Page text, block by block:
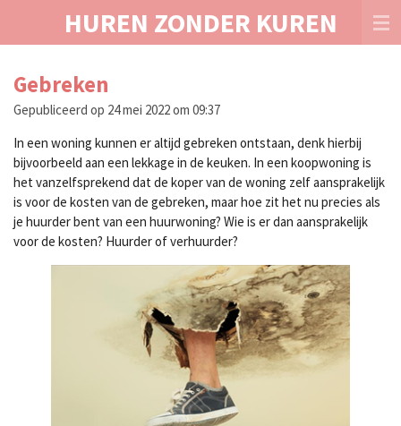
de
hoofdinhoud
HUREN ZONDER KUREN
Gebreken
Gepubliceerd op 24 mei 2022 om 09:37
In een woning kunnen er altijd gebreken ontstaan, denk hierbij
bijvoorbeeld aan een lekkage in de keuken. In een koopwoning is
het vanzelfsprekend dat de koper van de woning zelf aansprakelijk
is voor de kosten van de gebreken, maar hoe zit het nu precies als
je huurder bent van een huurwoning? Wie is er dan aansprakelijk
voor de kosten? Huurder of verhuurder?